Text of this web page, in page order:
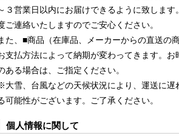
３営業日以内にお届けできるように致します
ご連絡いたしますのでご安心ください。
た、■商品（在庫品、メーカーからの直送の
支払方法によって納期が変わってきます。お
ある場合は、ご指定ください。
大雪、台風などの天候状況により、運送に遅
可能性がございます。ご了承ください。
個人情報に関して